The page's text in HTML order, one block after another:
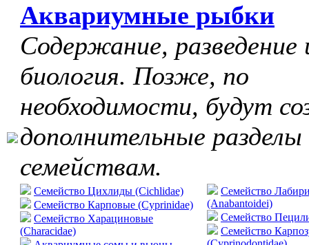
Аквариумные рыбки
Содержание, разведение
биология. Позже, по
необходимости, будут
дополнительные разделы
семействам.
Семейство Цихлиды (Cichlidae)
Семейство Карповые (Cyprinidae)
Семейство Харациновые
(Characidae)
Семейство
(Anabantoidei)
Cемейство
Семейство